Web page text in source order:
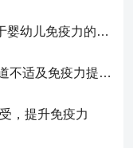
宝宝总生病就是免疫力低下？关于婴幼儿免疫力的真相，家长必须了解！
宝宝喂养难题：奶粉喂养与胃肠道不适及免疫力提升的奥秘
，提升免疫力